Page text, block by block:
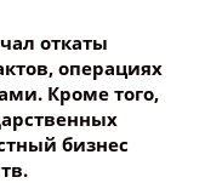
откаты
операциях
Кроме того,
бизнес